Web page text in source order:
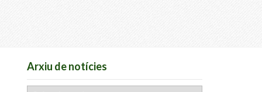
Arxiu de notícies